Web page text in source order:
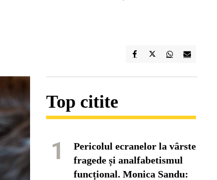
Top citite
1
Pericolul ecranelor la vârste
fragede și analfabetismul
funcțional. Monica Sandu: